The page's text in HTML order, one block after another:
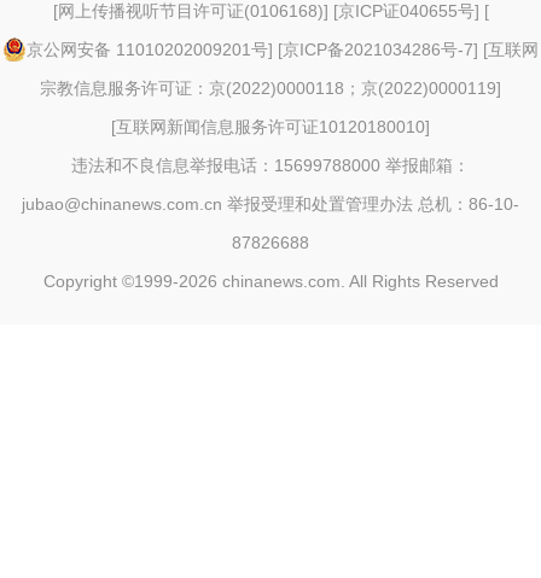
[网上传播视听节目许可证(0106168)] [京ICP证040655号] [
京公网安备 11010202009201号] [京ICP备2021034286号-7] [互联网
宗教信息服务许可证：京(2022)0000118；京(2022)0000119]
[互联网新闻信息服务许可证10120180010]
违法和不良信息举报电话：15699788000 举报邮箱：
jubao@chinanews.com.cn 举报受理和处置管理办法 总机：86-10-
87826688
Copyright ©1999-2026 chinanews.com. All Rights Reserved